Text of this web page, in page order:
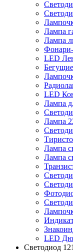
Лампа
Лампа
LED
LED
Лампа
Лампа
Лампа
Лампа
LED
Светодиод